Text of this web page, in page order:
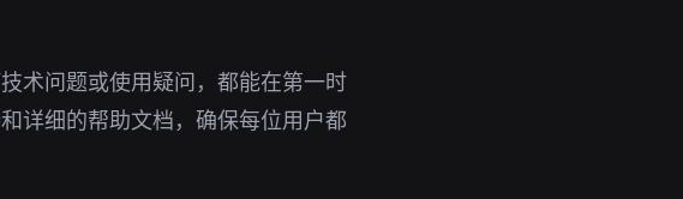
术问题或使用疑问，都能在第一时
详细的帮助文档，确保每位用户都